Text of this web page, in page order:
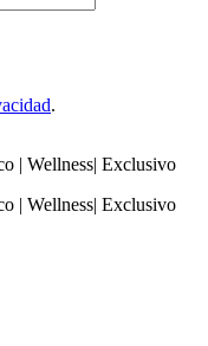
.
| Wellness| Exclusivo
| Wellness| Exclusivo